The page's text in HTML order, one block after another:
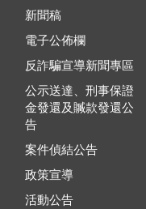
新聞稿
電子公佈欄
反詐騙宣導新聞專區
公示送達、刑事保證
金發還及贓款發還公
告
案件偵結公告
政策宣導
活動公告